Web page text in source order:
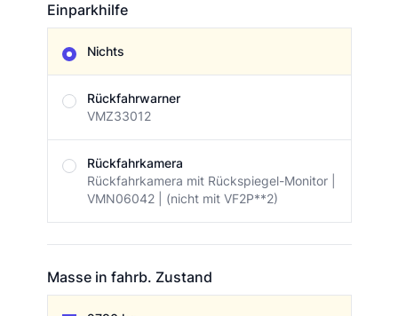
Einparkhilfe
Nichts
Rückfahrwarner
VMZ33012
Rückfahrkamera
Rückfahrkamera mit Rückspiegel-Monitor |
VMN06042 | (nicht mit VF2P**2)
Masse in fahrb. Zustand